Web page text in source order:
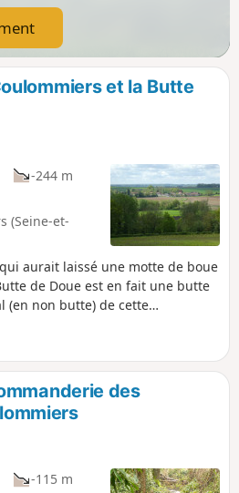
et la Butte
-244 m
(Seine-et-
aurait laissé une motte de boue
de Doue est en fait une butte
(en non butte) de cette
de tables de pique-nique,
très beau panorama sur les
traverse cultures et zones
les principaux points d'intérêt
des
-115 m